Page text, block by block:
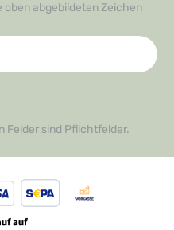
oben abgebildeten Zeichen
Felder sind Pflichtfelder.